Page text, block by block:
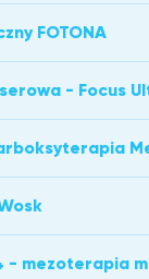
FOTONA
- Focus
- mezoterapia